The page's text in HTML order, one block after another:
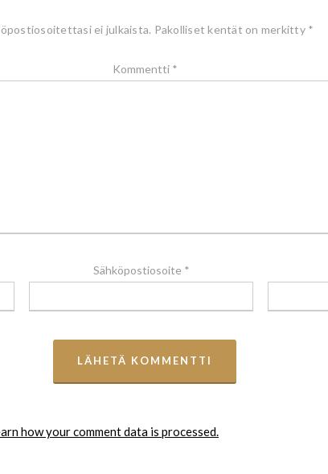
ei julkaista. Pakolliset kentät on merkitty *
Kommentti *
Sähköpostiosoite *
how your comment data is processed.